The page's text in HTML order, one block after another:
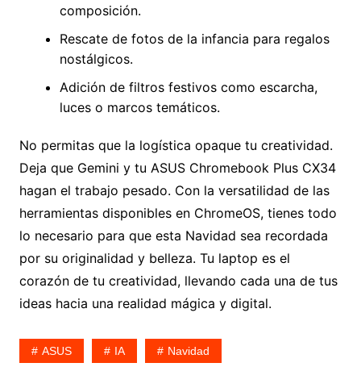
composición.
Rescate de fotos de la infancia para regalos
nostálgicos.
Adición de filtros festivos como escarcha,
luces o marcos temáticos.
No permitas que la logística opaque tu creatividad.
Deja que Gemini y tu ASUS Chromebook Plus CX34
hagan el trabajo pesado. Con la versatilidad de las
herramientas disponibles en ChromeOS, tienes todo
lo necesario para que esta Navidad sea recordada
por su originalidad y belleza. Tu laptop es el
corazón de tu creatividad, llevando cada una de tus
ideas hacia una realidad mágica y digital.
ASUS IA Navidad